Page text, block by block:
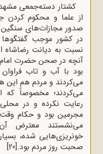
کشتار دسته‌جمعی
از علما و محکوم کردن
صدور مجازات‌های سنگین
در کشور موجب گفتگوها
نسبت به دیانت رضاشاه
آنچه در صحن حضرت
بود با آب و تاب
می‌کردند و مردم هم این
می‌کردند؛ مخصوصاً که
رعایت نکرده و در
مجرمین بود و حکام
می‌نشستند معترض
خونریزی‌هایی شده،
صحبت روز مردم بود.[20]